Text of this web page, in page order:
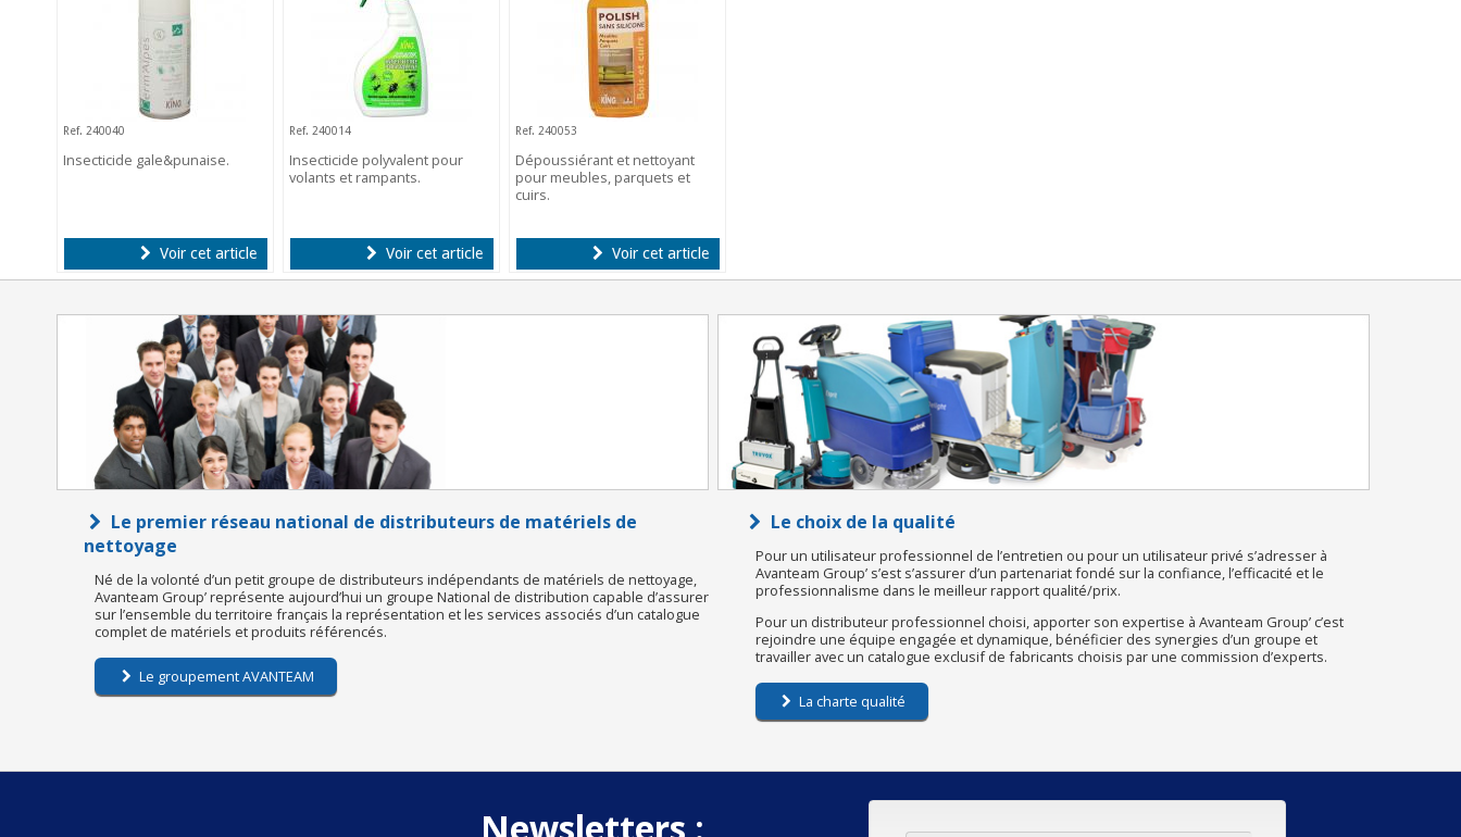
Ref. 240040
Insecticide gale&punaise.
Voir cet article
Ref. 240014
Insecticide polyvalent pour
volants et rampants.
Voir cet article
Ref. 240053
Dépoussiérant et nettoyant
pour meubles, parquets et
cuirs.
Voir cet article
Le premier réseau national de distributeurs de matériels de
nettoyage
Né de la volonté d’un petit groupe de distributeurs indépendants de matériels de nettoyage,
Avanteam Group’ représente aujourd’hui un groupe National de distribution capable d’assurer
sur l’ensemble du territoire français la représentation et les services associés d’un catalogue
complet de matériels et produits référencés.
Le groupement AVANTEAM
Le choix de la qualité
Pour un utilisateur professionnel de l’entretien ou pour un utilisateur privé s’adresser à
Avanteam Group’ s’est s’assurer d’un partenariat fondé sur la confiance, l’efficacité et le
professionnalisme dans le meilleur rapport qualité/prix.
Pour un distributeur professionnel choisi, apporter son expertise à Avanteam Group’ c’est
rejoindre une équipe engagée et dynamique, bénéficier des synergies d’un groupe et
travailler avec un catalogue exclusif de fabricants choisis par une commission d’experts.
La charte qualité